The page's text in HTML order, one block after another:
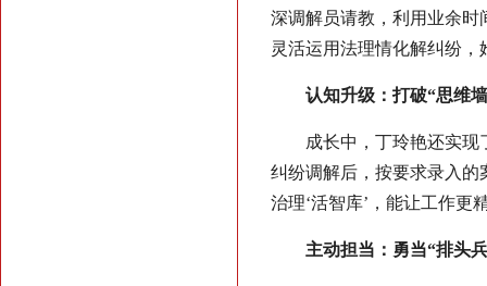
深调解员请教，利用业余
灵活运用法理情化解纠纷
认知升级：打破“思维
成长中，丁玲艳还实
纠纷调解后，按要求录入的
治理‘活智库’，能让工作更
主动担当：勇当“排头